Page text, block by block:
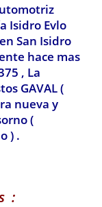
Isidro Evlo
San Isidro
hace mas
, La
GAVAL (
nueva y
(
) .
: